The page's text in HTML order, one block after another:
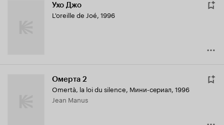
Ухо Джо
L'oreille de Joé, 1996
Омерта 2
Omertà, la loi du silence, Мини-сериал, 1996
Jean Manus